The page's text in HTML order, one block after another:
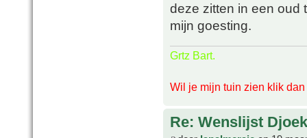
deze zitten in een oud
mijn goesting.
Grtz Bart.
Wil je mijn tuin zien klik dan
Re: Wenslijst